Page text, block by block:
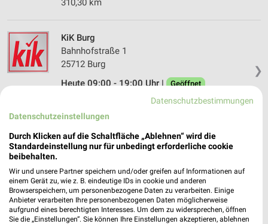
310,30 km
❯
KiK Burg
Bahnhofstraße 1
25712 Burg
Heute 09:00 - 19:00 Uhr | Geöffnet
320,80 km • Angebote: 1 Prospekt
KiK Kellinghusen
Lindenstrraße 19-23
Heute 09:00 - 19:00 Uhr | Geöffnet
293,57 km • Angebote: 1 Prospekt
Datenschutzbestimmungen
Datenschutzeinstellungen
Durch Klicken auf die Schaltfläche „Ablehnen“ wird die
Standardeinstellung nur für unbedingt erforderliche cookie
beibehalten.
Wir und unsere Partner speichern und/oder greifen auf Informationen auf
einem Gerät zu, wie z. B. eindeutige IDs in cookie und anderen
Browserspeichern, um personenbezogene Daten zu verarbeiten. Einige
Anbieter verarbeiten Ihre personenbezogenen Daten möglicherweise
aufgrund eines berechtigten Interesses. Um dem zu widersprechen, öffnen
Sie die „Einstellungen“. Sie können Ihre Einstellungen akzeptieren, ablehnen